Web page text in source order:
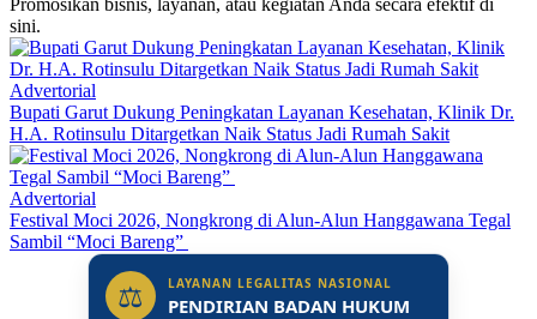
Promosikan bisnis, layanan, atau kegiatan Anda secara efektif di
sini.
Advertorial
Bupati Garut Dukung Peningkatan Layanan Kesehatan, Klinik Dr.
H.A. Rotinsulu Ditargetkan Naik Status Jadi Rumah Sakit
Advertorial
Festival Moci 2026, Nongkrong di Alun-Alun Hanggawana Tegal
Sambil “Moci Bareng”
⚖ LAYANAN LEGALITAS NASIONAL
PENDIRIAN BADAN HUKUM